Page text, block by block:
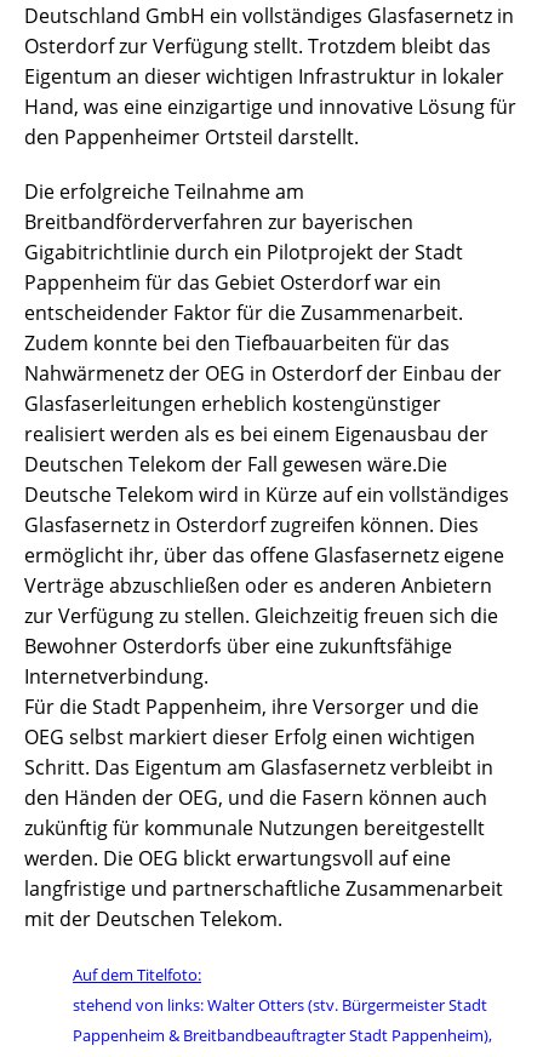
Deutschland GmbH ein vollständiges Glasfasernetz in
Osterdorf zur Verfügung stellt. Trotzdem bleibt das
Eigentum an dieser wichtigen Infrastruktur in lokaler
Hand, was eine einzigartige und innovative Lösung für
den Pappenheimer Ortsteil darstellt.
Die erfolgreiche Teilnahme am
Breitbandförderverfahren zur bayerischen
Gigabitrichtlinie durch ein Pilotprojekt der Stadt
Pappenheim für das Gebiet Osterdorf war ein
entscheidender Faktor für die Zusammenarbeit.
Zudem konnte bei den Tiefbauarbeiten für das
Nahwärmenetz der OEG in Osterdorf der Einbau der
Glasfaserleitungen erheblich kostengünstiger
realisiert werden als es bei einem Eigenausbau der
Deutschen Telekom der Fall gewesen wäre.Die
Deutsche Telekom wird in Kürze auf ein vollständiges
Glasfasernetz in Osterdorf zugreifen können. Dies
ermöglicht ihr, über das offene Glasfasernetz eigene
Verträge abzuschließen oder es anderen Anbietern
zur Verfügung zu stellen. Gleichzeitig freuen sich die
Bewohner Osterdorfs über eine zukunftsfähige
Internetverbindung.
Für die Stadt Pappenheim, ihre Versorger und die
OEG selbst markiert dieser Erfolg einen wichtigen
Schritt. Das Eigentum am Glasfasernetz verbleibt in
den Händen der OEG, und die Fasern können auch
zukünftig für kommunale Nutzungen bereitgestellt
werden. Die OEG blickt erwartungsvoll auf eine
langfristige und partnerschaftliche Zusammenarbeit
mit der Deutschen Telekom.
Auf dem Titelfoto:
stehend von links: Walter Otters (stv. Bürgermeister Stadt
Pappenheim & Breitbandbeauftragter Stadt Pappenheim),